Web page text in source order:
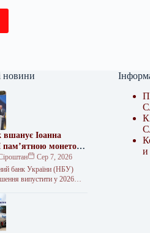
новини
вшанує Іоанна
монетою
Сер 7, 2026
банк України (НБУ)
випустити у 2026
Іоанну Павлу II та 25-
и